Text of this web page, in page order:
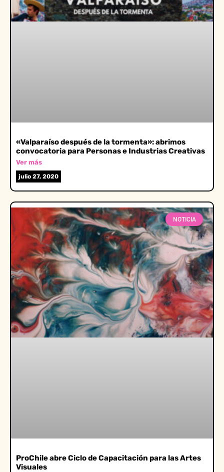
«Valparaíso después de la tormenta»: abrimos
convocatoria para Personas e Industrias Creativas
Ver más
julio 27, 2020
NOTICIA
ProChile abre Ciclo de Capacitación para las Artes
Visuales